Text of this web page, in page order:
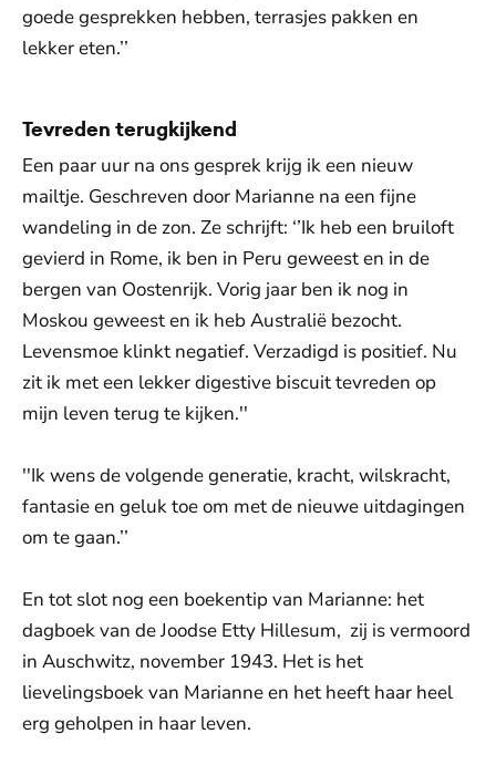
goede gesprekken hebben, terrasjes pakken en
lekker eten.’’
Tevreden terugkijkend
Een paar uur na ons gesprek krijg ik een nieuw
mailtje. Geschreven door Marianne na een fijne
wandeling in de zon. Ze schrijft: ‘’Ik heb een bruiloft
gevierd in Rome, ik ben in Peru geweest en in de
bergen van Oostenrijk. Vorig jaar ben ik nog in
Moskou geweest en ik heb Australië bezocht.
Levensmoe klinkt negatief. Verzadigd is positief. Nu
zit ik met een lekker digestive biscuit tevreden op
mijn leven terug te kijken.''
''Ik wens de volgende generatie, kracht, wilskracht,
fantasie en geluk toe om met de nieuwe uitdagingen
om te gaan.’’
En tot slot nog een boekentip van Marianne: het
dagboek van de Joodse Etty Hillesum, zij is vermoord
in Auschwitz, november 1943. Het is het
lievelingsboek van Marianne en het heeft haar heel
erg geholpen in haar leven.